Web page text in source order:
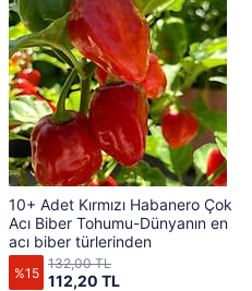
10+ Adet Kırmızı Habanero Çok
Acı Biber Tohumu-Dünyanın en
acı biber türlerinden
%15 112,20 TL
132,00 TL